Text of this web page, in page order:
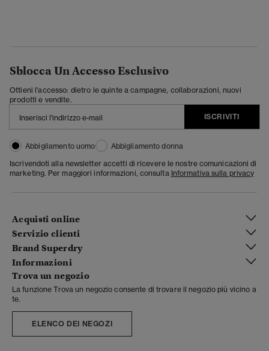
Sblocca Un Accesso Esclusivo
Ottieni l'accesso: dietro le quinte a campagne, collaborazioni, nuovi
prodotti e vendite.
ISCRIVITI
Abbigliamento uomo
Abbigliamento donna
Iscrivendoti alla newsletter accetti di ricevere le nostre comunicazioni di
marketing. Per maggiori informazioni, consulta Informativa sulla privacy
Acquisti online
Servizio clienti
Brand Superdry
Informazioni
Trova un negozio
La funzione Trova un negozio consente di trovare il negozio più vicino a
te.
ELENCO DEI NEGOZI